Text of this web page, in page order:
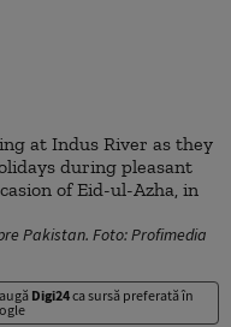
Pakistan. Foto: Profimedia
Digi24ca sursă preferată în